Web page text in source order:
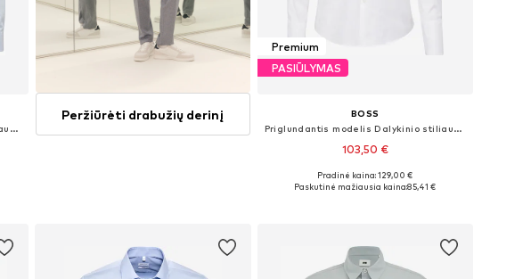
Priglundantis modelis Dalykinio stiliaus marškiniai
Peržiūrėti drabužių derinį
Premium
PASIŪLYMAS
BOSS
Priglundantis modelis Dalykinio stiliaus marškiniai ' H-Hank '
103,50 €
Yra daugybė dydžių
Pradinė kaina: 129,00 €
Paskutinė mažiausia kaina:85,41 €